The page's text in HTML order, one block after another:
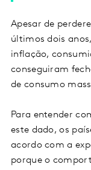
Apesar de
últimos dois
inflação,
conseguiram
de consumo
Para entender
este dado, os
acordo com a
porque o